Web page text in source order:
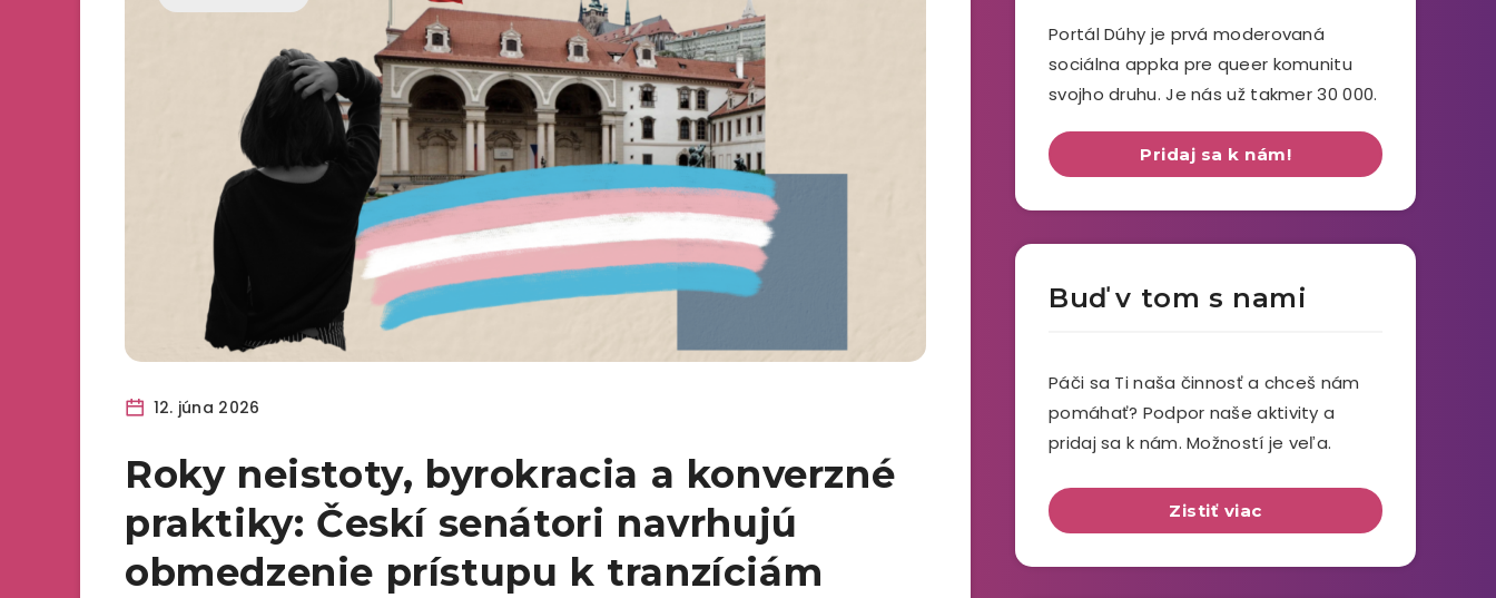
12. júna 2026
Roky neistoty, byrokracia a konverzné
praktiky: Českí senátori navrhujú
obmedzenie prístupu k tranzíciám
Portál Dúhy je prvá moderovaná
sociálna appka pre queer komunitu
svojho druhu. Je nás už takmer 30 000.
Pridaj sa k nám!
Buď v tom s nami
Páči sa Ti naša činnosť a chceš nám
pomáhať? Podpor naše aktivity a
pridaj sa k nám. Možností je veľa.
Zistiť viac